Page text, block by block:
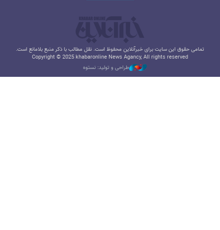
تمامی حقوق این سایت برای خبرآنلاین محفوظ است. نقل مطالب با ذکر منبع بلامانع است.
Copyright © 2025 khabaronline News Agancy, All rights reserved
طراحی و تولید: نستوه